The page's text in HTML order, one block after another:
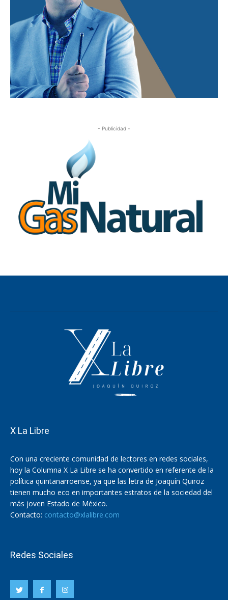
X La Libre
Con una creciente comunidad de lectores en redes sociales,
hoy la Columna X La Libre se ha convertido en referente de la
política quintanarroense, ya que las letra de Joaquín Quiroz
tienen mucho eco en importantes estratos de la sociedad del
más joven Estado de México.
Contacto: contacto@xlalibre.com
Redes Sociales